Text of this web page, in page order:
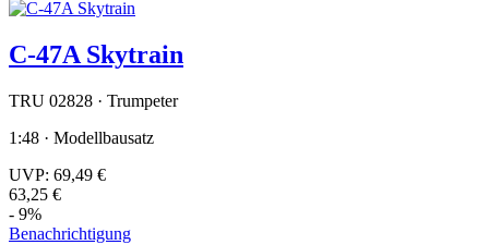
C-47A Skytrain
TRU 02828 · Trumpeter
1:48 · Modellbausatz
UVP: 69,49 €
63,25 €
- 9%
Benachrichtigung